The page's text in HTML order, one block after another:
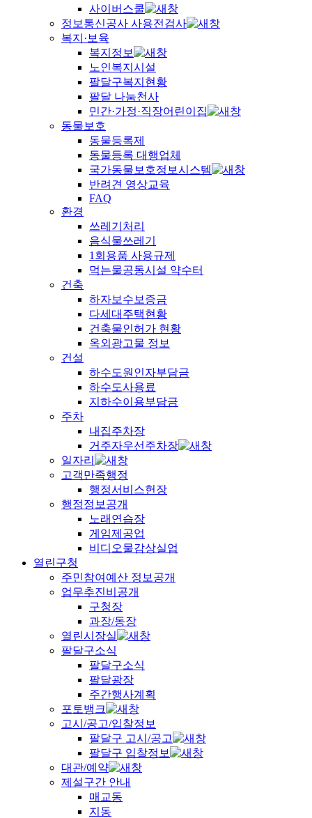
사이버스쿨
정보통신공사 사용전검사
복지·보육
복지정보
노인복지시설
팔달구복지현황
팔달 나눔천사
민간·가정·직장어린이집
동물보호
동물등록제
동물등록 대행업체
국가동물보호정보시스템
반려견 영상교육
FAQ
환경
쓰레기처리
음식물쓰레기
1회용품 사용규제
먹는물공동시설 약수터
건축
하자보수보증금
다세대주택현황
건축물인허가 현황
옥외광고물 정보
건설
하수도원인자부담금
하수도사용료
지하수이용부담금
주차
내집주차장
거주자우선주차장
일자리
고객만족행정
행정서비스헌장
행정정보공개
노래연습장
게임제공업
비디오물감상실업
열린구청
주민참여예산 정보공개
업무추진비공개
구청장
과장/동장
열린시장실
팔달구소식
팔달구소식
팔달광장
주간행사계획
포토뱅크
고시/공고/입찰정보
팔달구 고시/공고
팔달구 입찰정보
대관/예약
제설구간 안내
매교동
지동